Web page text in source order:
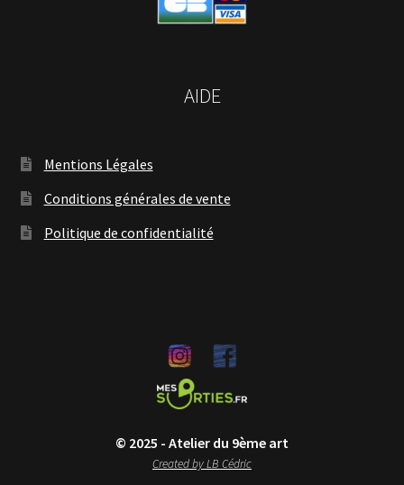
AIDE
Mentions Légales
Conditions générales de vente
Politique de confidentialité
© 2025 - Atelier du 9ème art
Created by LB Cédric